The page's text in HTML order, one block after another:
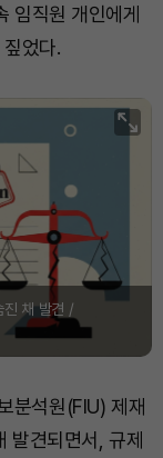
임직원 개인에게
었다.
진 채 발견 /
분석원(FIU) 제재
발견되면서, 규제